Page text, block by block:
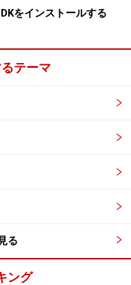
をインストールする
テーマ
る
ング